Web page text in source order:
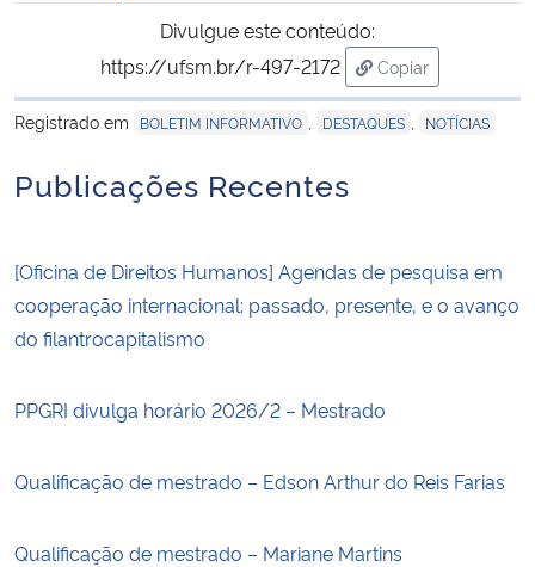
Divulgue este conteúdo:
https://ufsm.br/r-497-2172
Copiar
para área de
Registrado em
BOLETIM INFORMATIVO DESTAQUES NOTÍCIAS
Publicações Recentes
[Oficina de Direitos Humanos] Agendas de pesquisa em
cooperação internacional: passado, presente, e o avanço
do filantrocapitalismo
PPGRI divulga horário 2026/2 – Mestrado
Qualificação de mestrado – Edson Arthur do Reis Farias
Qualificação de mestrado – Mariane Martins